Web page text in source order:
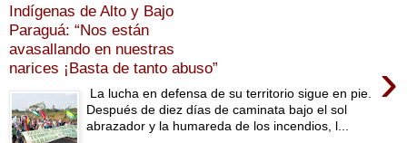
Indígenas de Alto y Bajo
Paraguá: “Nos están
avasallando en nuestras
narices ¡Basta de tanto abuso”
›
La lucha en defensa de su territorio sigue en pie.
Después de diez días de caminata bajo el sol
abrazador y la humareda de los incendios, l...